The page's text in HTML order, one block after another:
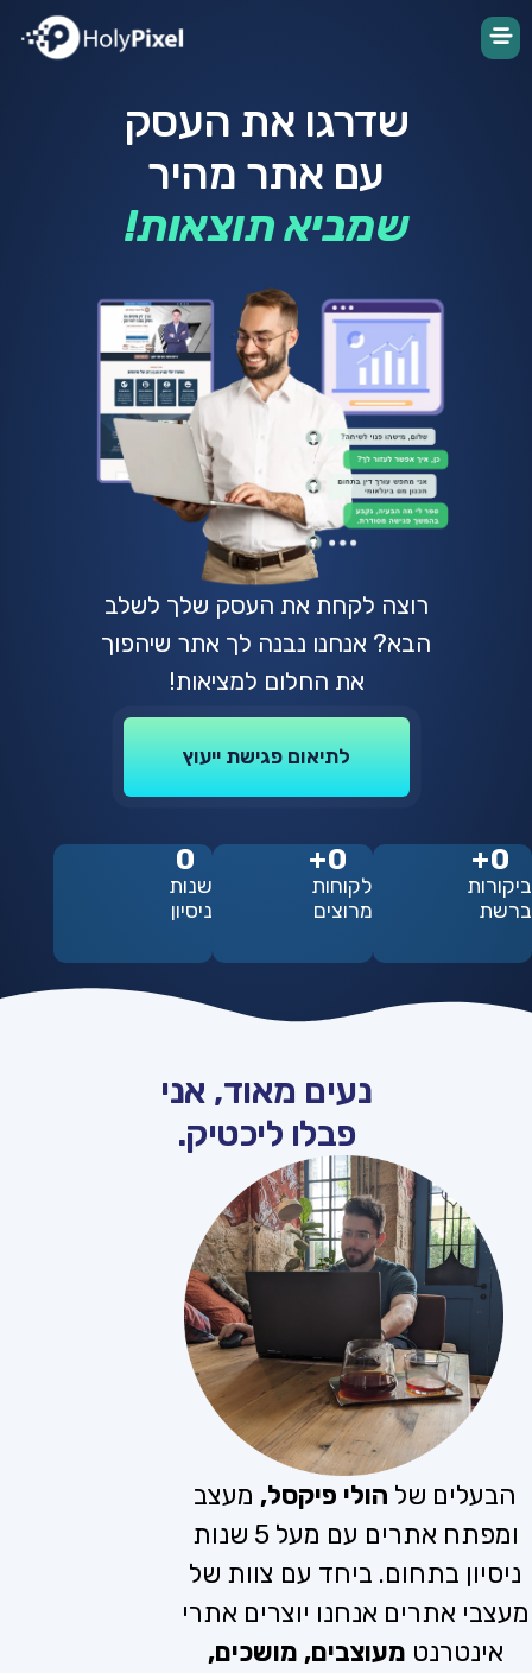
שדרגו את העסק
עם אתר מהיר
שמביא תוצאות!
רוצה לקחת את העסק שלך לשלב
הבא? אנחנו נבנה לך אתר שיהפוך
את החלום למציאות!
לתיאום פגישת ייעוץ
ביקורות
ברשת
0
+
לקוחות
מרוצים
0
+
שנות
ניסיון
0
נעים מאוד, אני
פבלו ליכטיק.
הבעלים של הולי פיקסל, מעצב
ומפתח אתרים עם מעל 5 שנות
ניסיון בתחום. ביחד עם צוות של
מעצבי אתרים אנחנו יוצרים אתרי
אינטרנט מעוצבים, מושכים,